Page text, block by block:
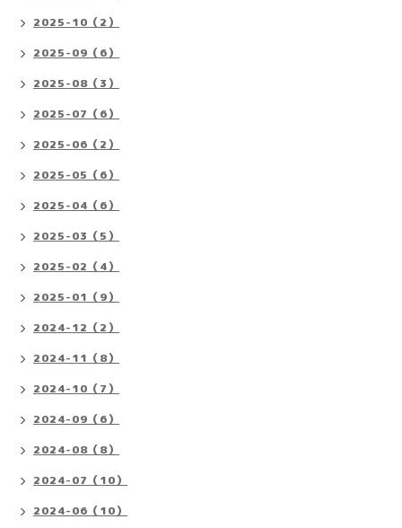
2025-10（2）
2025-09（6）
2025-08（3）
2025-07（6）
2025-06（2）
2025-05（6）
2025-04（6）
2025-03（5）
2025-02（4）
2025-01（9）
2024-12（2）
2024-11（8）
2024-10（7）
2024-09（6）
2024-08（8）
2024-07（10）
2024-06（10）